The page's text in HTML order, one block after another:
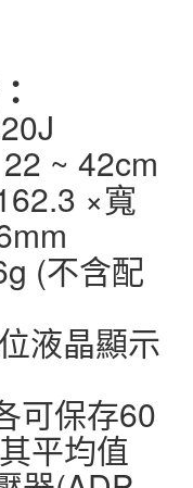
~ 42cm
×寬
(不含配
液晶顯示
可保存60
平均值